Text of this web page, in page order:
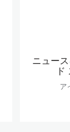
ニュー
ア